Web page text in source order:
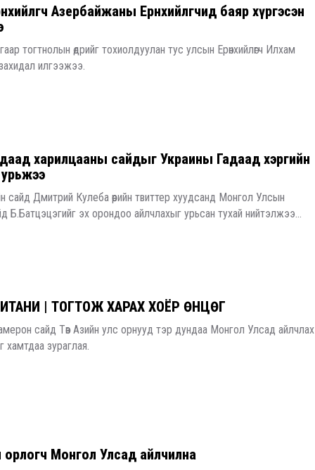
Азербайжаны Ерөнхийлөгчид баяр хүргэсэн
тогтнолын өдрийг тохиолдуулан тус улсын Ерөнхийлөгч Илхам
илгээжээ.
харилцааны сайдыг Украины Гадаад хэргийн
сайд Дмитрий Кулеба өөрийн твиттер хуудсанд Монгол Улсын
Б.Батцэцэгийг эх орондоо айлчлахыг урьсан тухай нийтэлжээ...
| ТОГТОЖ ХАРАХ ХОЁР ӨНЦӨГ
сайд Төв Азийн улс орнууд тэр дундаа Монгол Улсад айлчлах
хамтдаа зураглая.
Монгол Улсад айлчилна